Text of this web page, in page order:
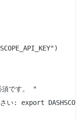
です。 "
さい: export